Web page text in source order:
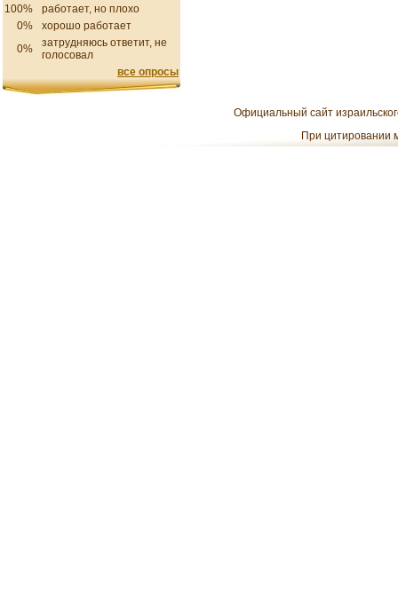
100%
работает, но плохо
0%
хорошо работает
0%
затрудняюсь ответит, не
голосовал
все опросы
Официальный сайт
При цитировании